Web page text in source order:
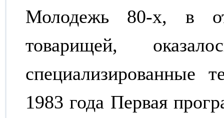
Молодежь 80-х, в
товарищей,
специализированные
1983 года Первая